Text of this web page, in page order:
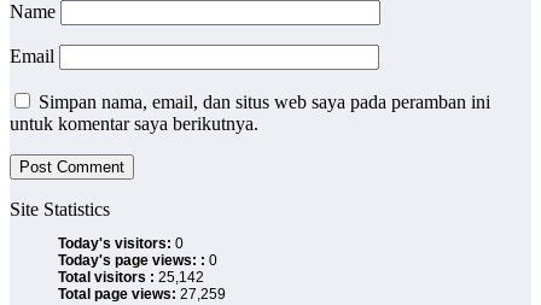
Name
Email
Simpan nama, email, dan situs web saya pada peramban ini
untuk komentar saya berikutnya.
Site Statistics
Today's visitors: 0
Today's page views: : 0
Total visitors : 25,142
Total page views: 27,259